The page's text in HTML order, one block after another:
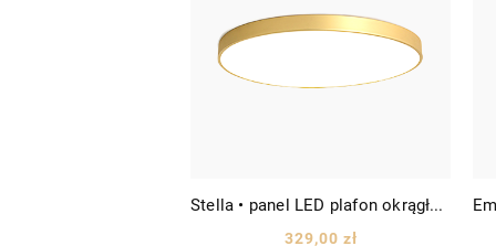
Stella • panel LED plafon okrągły Ø40 biało-złoty
329,00 zł